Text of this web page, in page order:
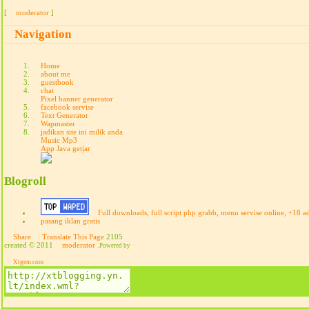
[ moderator ]
Navigation
Home
about me
guestbook
chat
Pixel banner generator
facebook servise
Text Generator
Wapmaster
jadikan site ini milik anda
Music Mp3
App Java getjar
Blogroll
Full downloads, full script php grabb, menu servise online, +18
pasang iklan gratis
Share
Translate This Page 2105
created © 2011
moderator Powered by
Xtgem.com